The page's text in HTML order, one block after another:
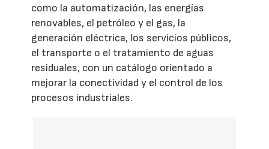
como la automatización, las energías
renovables, el petróleo y el gas, la
generación eléctrica, los servicios públicos,
el transporte o el tratamiento de aguas
residuales, con un catálogo orientado a
mejorar la conectividad y el control de los
procesos industriales.